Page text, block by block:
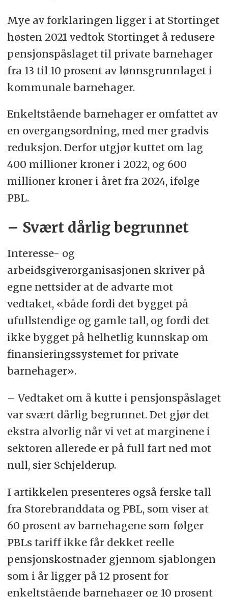
Mye av forklaringen ligger i at Stortinget
høsten 2021 vedtok Stortinget å redusere
pensjonspåslaget til private barnehager
fra 13 til 10 prosent av lønnsgrunnlaget i
kommunale barnehager.
Enkeltstående barnehager er omfattet av
en overgangsordning, med mer gradvis
reduksjon. Derfor utgjør kuttet om lag
400 millioner kroner i 2022, og 600
millioner kroner i året fra 2024, ifølge
PBL.
– Svært dårlig begrunnet
Interesse- og
arbeidsgiverorganisasjonen skriver på
egne nettsider at de advarte mot
vedtaket, «både fordi det bygget på
ufullstendige og gamle tall, og fordi det
ikke bygget på helhetlig kunnskap om
finansieringssystemet for private
barnehager».
– Vedtaket om å kutte i pensjonspåslaget
var svært dårlig begrunnet. Det gjør det
ekstra alvorlig når vi vet at marginene i
sektoren allerede er på full fart ned mot
null, sier Schjelderup.
I artikkelen presenteres også ferske tall
fra Storebranddata og PBL, som viser at
60 prosent av barnehagene som følger
PBLs tariff ikke får dekket reelle
pensjonskostnader gjennom sjablongen
som i år ligger på 12 prosent for
enkeltstående barnehager og 10 prosent